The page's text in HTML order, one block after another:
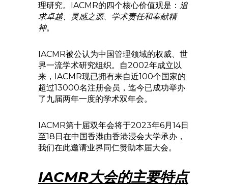
理研究。IACMR的四个核心价值观是： 追
求卓越、灵感之源、学术责任和奉献精
神。
IACMR被公认为中国管理领域的权威、世
界一流学术研究组织。自2002年成立以
来，IACMR现已拥有来自近100个国家的
超过13000名注册会员，迄今已成功举办
了九届两年一度的学术双年会。
IACMR第十届双年会将于2023年6月14日
至18日在中国香港由香港浸会大学承办，
我们在此邀请业界同仁赞助本届大会。
IACMR大会的主要特点